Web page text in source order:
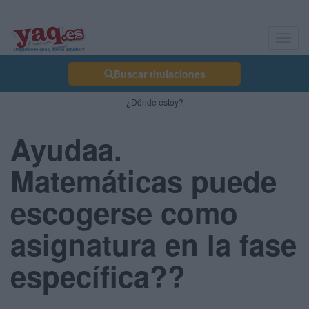
Buscar titulaciones
¿Dónde estoy?
Ayudaa.
Matemáticas puede
escogerse como
asignatura en la fase
específica??